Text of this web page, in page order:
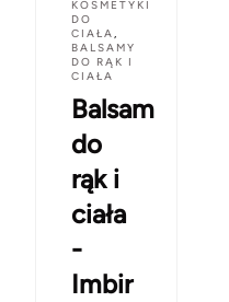
KOSMETYKI
DO
CIAŁA,
BALSAMY
DO RĄK I
CIAŁA
Balsam
do
rąk i
ciała
-
Imbir